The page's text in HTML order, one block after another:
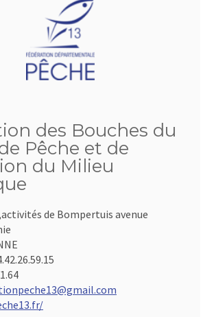
des Bouches du
Pêche et de
du Milieu
de Bompertuis avenue